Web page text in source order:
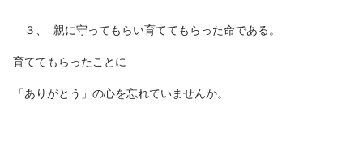
３、 親に守ってもらい育ててもらった命である。
育ててもらったことに
「ありがとう」の心を忘れていませんか。